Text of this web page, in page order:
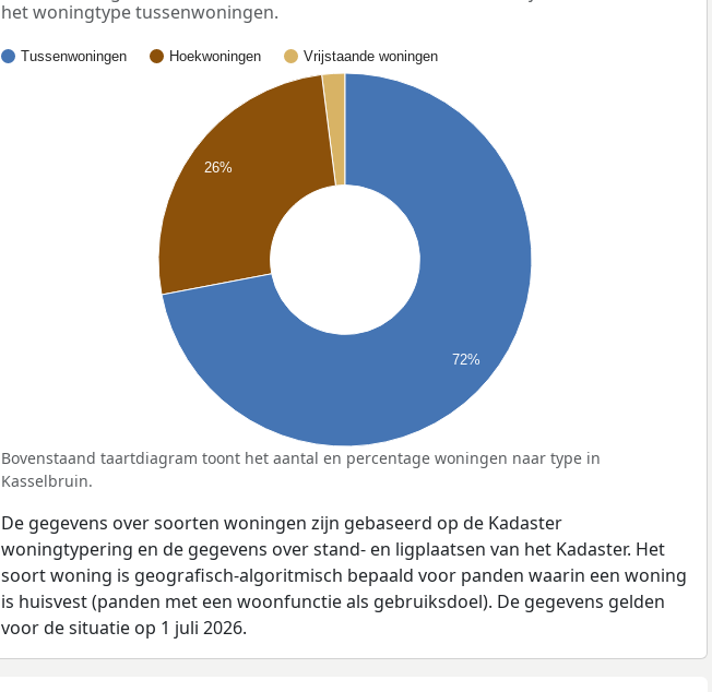
het woningtype tussenwoningen.
Tussenwoningen Hoekwoningen Vrijstaande woningen
26%
72%
Bovenstaand taartdiagram toont het aantal en percentage woningen naar type in
Kasselbruin.
De gegevens over soorten woningen zijn gebaseerd op de Kadaster
woningtypering en de gegevens over stand- en ligplaatsen van het Kadaster. Het
soort woning is geografisch-algoritmisch bepaald voor panden waarin een woning
is huisvest (panden met een woonfunctie als gebruiksdoel). De gegevens gelden
voor de situatie op 1 juli 2026.